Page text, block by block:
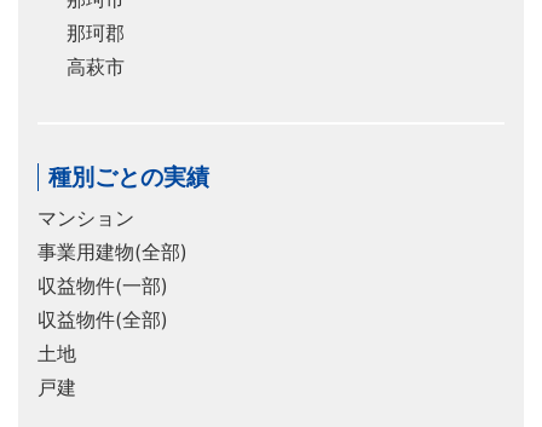
那珂郡
高萩市
種別ごとの実績
マンション
事業用建物(全部)
収益物件(一部)
収益物件(全部)
土地
戸建